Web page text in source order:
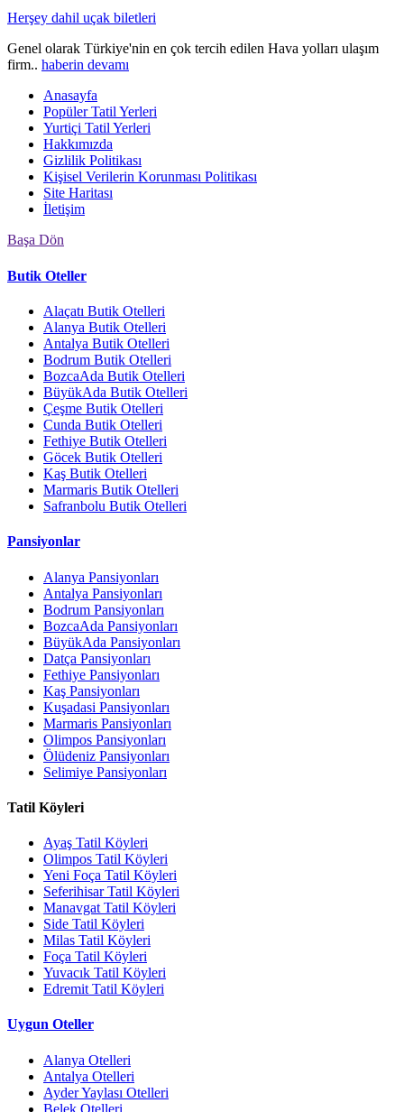
Herşey dahil uçak biletleri
Genel olarak Türkiye'nin en çok tercih edilen Hava yolları ulaşım
firm.. haberin devamı
Anasayfa
Popüler Tatil Yerleri
Yurtiçi Tatil Yerleri
Hakkımızda
Gizlilik Politikası
Kişisel Verilerin Korunması Politikası
Site Haritası
İletişim
Başa Dön
Butik Oteller
Alaçatı Butik Otelleri
Alanya Butik Otelleri
Antalya Butik Otelleri
Bodrum Butik Otelleri
BozcaAda Butik Otelleri
BüyükAda Butik Otelleri
Çeşme Butik Otelleri
Cunda Butik Otelleri
Fethiye Butik Otelleri
Göcek Butik Otelleri
Kaş Butik Otelleri
Marmaris Butik Otelleri
Safranbolu Butik Otelleri
Pansiyonlar
Alanya Pansiyonları
Antalya Pansiyonları
Bodrum Pansiyonları
BozcaAda Pansiyonları
BüyükAda Pansiyonları
Datça Pansiyonları
Fethiye Pansiyonları
Kaş Pansiyonları
Kuşadasi Pansiyonları
Marmaris Pansiyonları
Olimpos Pansiyonları
Ölüdeniz Pansiyonları
Selimiye Pansiyonları
Tatil Köyleri
Ayaş Tatil Köyleri
Olimpos Tatil Köyleri
Yeni Foça Tatil Köyleri
Seferihisar Tatil Köyleri
Manavgat Tatil Köyleri
Side Tatil Köyleri
Milas Tatil Köyleri
Foça Tatil Köyleri
Yuvacık Tatil Köyleri
Edremit Tatil Köyleri
Uygun Oteller
Alanya Otelleri
Antalya Otelleri
Ayder Yaylası Otelleri
Belek Otelleri